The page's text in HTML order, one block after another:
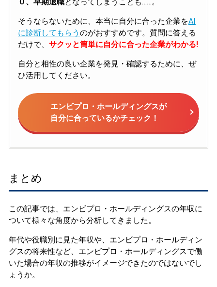
そうならないために、本当に自分に合った企業をAI
に診断してもらう のがおすすめです。質問に答える
だけで、 サクッと簡単に自分に合った企業がわかる!
自分と相性の良い企業を発見・確認するために、ぜ
ひ活用してください。
エンビプロ・ホールディングスが
自分に合っているかチェック！
まとめ
この記事では、エンビプロ・ホールディングスの年収に
ついて様々な角度から分析してきました。
年代や役職別に見た年収や、エンビプロ・ホールディン
グスの将来性など、エンビプロ・ホールディングスで働
いた場合の年収の推移がイメージできたのではないでし
ょうか。